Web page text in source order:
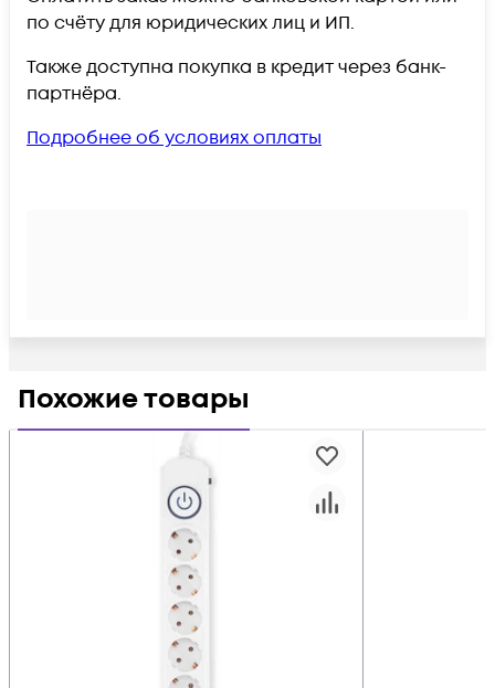
по счёту для юридических лиц и ИП.
Также доступна покупка в кредит через банк-
партнёра.
Подробнее об условиях оплаты
Похожие товары